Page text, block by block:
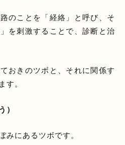
のことを「経絡」と呼び、そ
を刺激することで、診断と治
おきのツボと、それに関係す
す。
）
みにあるツボです。